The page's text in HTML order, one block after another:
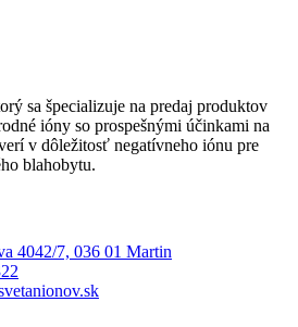
sa špecializuje na predaj produktov
ióny so prospešnými účinkami na
v dôležitosť negatívneho iónu pre
blahobytu.
4042/7, 036 01 Martin